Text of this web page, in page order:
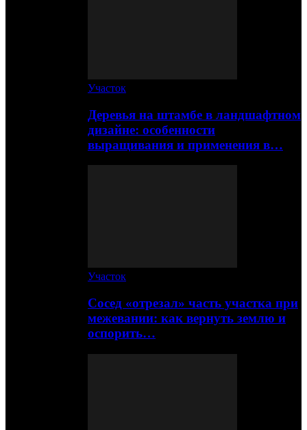
Участок
Деревья на штамбе в ландшафтном
дизайне: особенности
выращивания и применения в…
Участок
Сосед «отрезал» часть участка при
межевании: как вернуть землю и
оспорить…